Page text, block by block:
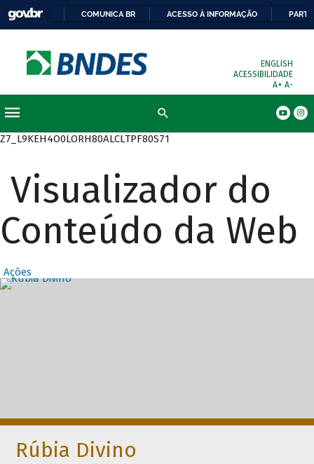
COMUNICA BR ACESSO À INFORMAÇÃO
ENGLISH
ACESSIBILIDADE
A+ A-
Z7_L9KEH4O0LORH80ALCLTPF80S71
Visualizador do
Conteúdo da Web
Ações
Destaques
Rúbia Divino